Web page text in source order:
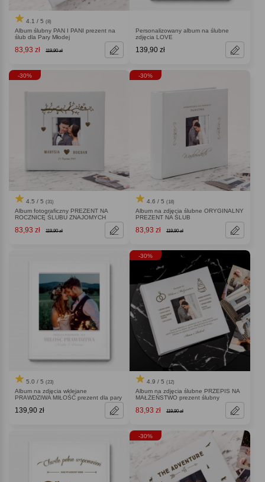
4.1 / 5 (8)
Album ślubny PAN I PANI prezent na
ślub dla Pary Młodej
83,93 zł 119,90 zł
Personalizowany album na ślubne
zdjęcia LOVE
139,90 zł
-30%
4.5 / 5 (31)
Album fotograficzny PREZENT NA
ROCZNICĘ ŚLUBU ZNAJOMYCH
83,93 zł 119,90 zł
-30%
4.6 / 5 (18)
Album na zdjęcia ślubne ORYGINALNY
PREZENT NA ŚLUB
83,93 zł 119,90 zł
5.0 / 5 (23)
Album na zdjęcia wklejane
PRAWDZIWA MIŁOŚĆ prezent dla pary
139,90 zł
-30%
4.9 / 5 (12)
Album na zdjęcia ślubne PRZEPIS NA
MAŁŻEŃSTWO prezent ślubny
83,93 zł 119,90 zł
-30%